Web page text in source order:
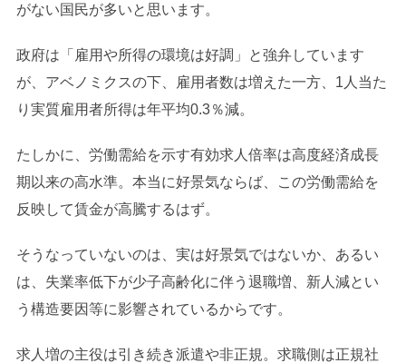
がない国民が多いと思います。
政府は「雇用や所得の環境は好調」と強弁しています
が、アベノミクスの下、雇用者数は増えた一方、1人当た
り実質雇用者所得は年平均0.3％減。
たしかに、労働需給を示す有効求人倍率は高度経済成長
期以来の高水準。本当に好景気ならば、この労働需給を
反映して賃金が高騰するはず。
そうなっていないのは、実は好景気ではないか、あるい
は、失業率低下が少子高齢化に伴う退職増、新人減とい
う構造要因等に影響されているからです。
求人増の主役は引き続き派遣や非正規。求職側は正規社